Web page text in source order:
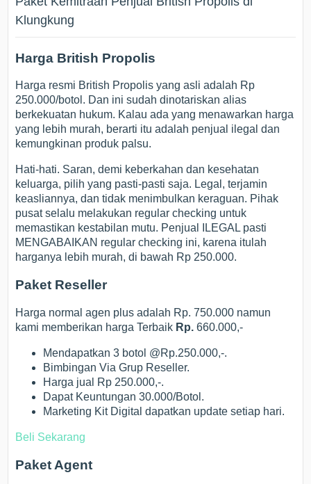
Klungkung
Harga British Propolis
Harga resmi British Propolis yang asli adalah Rp
250.000/botol. Dan ini sudah dinotariskan alias
berkekuatan hukum. Kalau ada yang menawarkan harga
yang lebih murah, berarti itu adalah penjual ilegal dan
kemungkinan produk palsu.
Hati-hati. Saran, demi keberkahan dan kesehatan
keluarga, pilih yang pasti-pasti saja. Legal, terjamin
keasliannya, dan tidak menimbulkan keraguan. Pihak
pusat selalu melakukan regular checking untuk
memastikan kestabilan mutu. Penjual ILEGAL pasti
MENGABAIKAN regular checking ini, karena itulah
harganya lebih murah, di bawah Rp 250.000.
Paket Reseller
Harga normal agen plus adalah Rp. 750.000 namun
kami memberikan harga Terbaik Rp. 660.000,-
Mendapatkan 3 botol @Rp.250.000,-.
Bimbingan Via Grup Reseller.
Harga jual Rp 250.000,-.
Dapat Keuntungan 30.000/Botol.
Marketing Kit Digital dapatkan update setiap hari.
Beli Sekarang
Paket Agent